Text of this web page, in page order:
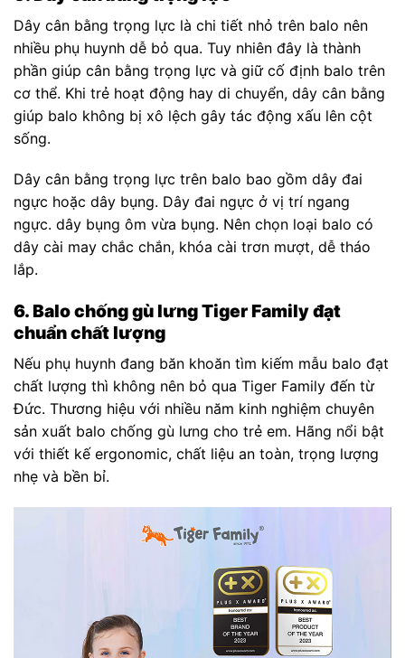
Dây cân bằng trọng lực là chi tiết nhỏ trên balo nên
nhiều phụ huynh dễ bỏ qua. Tuy nhiên đây là thành
phần giúp cân bằng trọng lực và giữ cố định balo trên
cơ thể. Khi trẻ hoạt động hay di chuyển, dây cân bằng
giúp balo không bị xô lệch gây tác động xấu lên cột
sống.
Dây cân bằng trọng lực trên balo bao gồm dây đai
ngực hoặc dây bụng. Dây đai ngực ở vị trí ngang
ngực. dây bụng ôm vừa bụng. Nên chọn loại balo có
dây cài may chắc chắn, khóa cài trơn mượt, dễ tháo
lắp.
6. Balo chống gù lưng Tiger Family đạt
chuẩn chất lượng
Nếu phụ huynh đang băn khoăn tìm kiếm mẫu balo đạt
chất lượng thì không nên bỏ qua Tiger Family đến từ
Đức. Thương hiệu với nhiều năm kinh nghiệm chuyên
sản xuất balo chống gù lưng cho trẻ em. Hãng nổi bật
với thiết kế ergonomic, chất liệu an toàn, trọng lượng
nhẹ và bền bỉ.